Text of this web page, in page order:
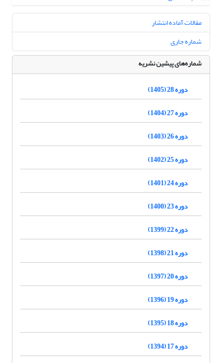
مقالات آماده انتشار
شماره جاری
شماره‌های پیشین نشریه
دوره 28 (1405)
دوره 27 (1404)
دوره 26 (1403)
دوره 25 (1402)
دوره 24 (1401)
دوره 23 (1400)
دوره 22 (1399)
دوره 21 (1398)
دوره 20 (1397)
دوره 19 (1396)
دوره 18 (1395)
دوره 17 (1394)